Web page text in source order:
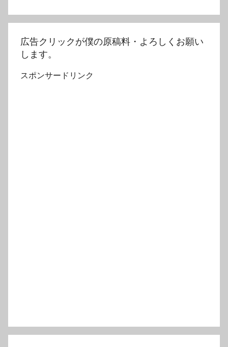
広告クリックが僕の原稿料・よろしくお願い
します。
スポンサードリンク